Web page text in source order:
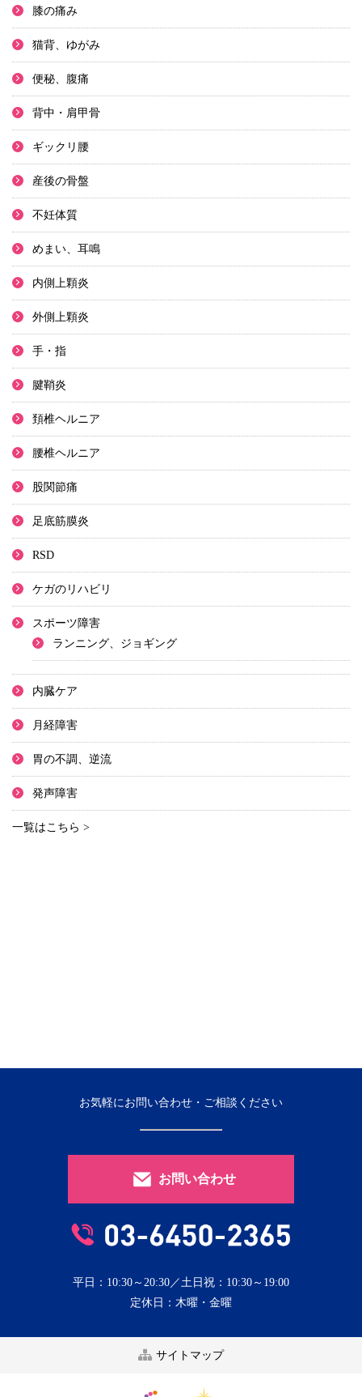
膝の痛み
猫背、ゆがみ
便秘、腹痛
背中・肩甲骨
ギックリ腰
産後の骨盤
不妊体質
めまい、耳鳴
内側上顆炎
外側上顆炎
手・指
腱鞘炎
頚椎ヘルニア
腰椎ヘルニア
股関節痛
足底筋膜炎
RSD
ケガのリハビリ
スポーツ障害
ランニング、ジョギング
内臓ケア
月経障害
胃の不調、逆流
発声障害
一覧はこちら >
お気軽にお問い合わせ・ご相談ください
お問い合わせ
平日：10:30～20:30／土日祝：10:30～19:00
定休日：木曜・金曜
サイトマップ